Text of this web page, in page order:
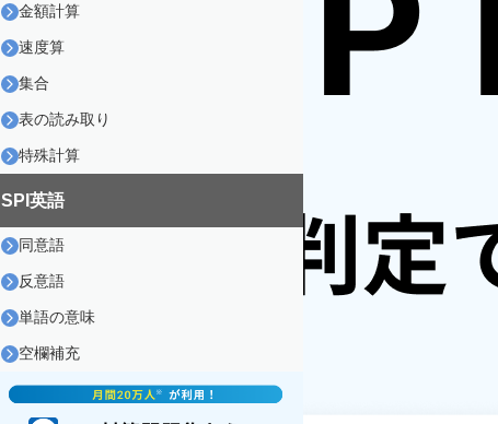
金額計算
速度算
集合
表の読み取り
特殊計算
SPI英語
同意語
反意語
単語の意味
空欄補充